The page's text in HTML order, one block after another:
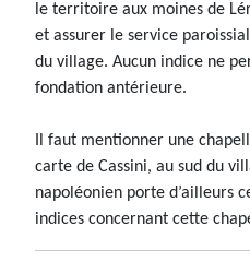
le territoire aux moines de
et assurer le service
du village. Aucun indice ne
fondation antérieure.
Il faut mentionner une
carte de Cassini, au sud du
napoléonien porte d’ailleurs
indices concernant cette